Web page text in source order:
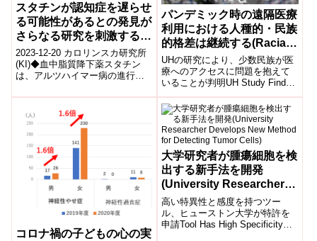
スタチンが認知症を遅らせ
る可能性があるとの発見が
さらなる研究を刺激する
(Finding that statins
could slow dementia
stimulates further
2023-12-20 カロリンスカ研究所
(KI)◆血中脂質降下薬スタチン
は、アルツハイマー病の進行を
遅らせる可能性がある、という
パンデミック時の遠隔医療
利用における人種的・民族
的格差は継続する(Racial
and Ethnic Disparities in
Telemedicine Usage
Persist During
Pandemic)
UHの研究により、少数民族が医
療へのアクセスに問題を抱えて
いることが判明UH Study Finds
Minorities Dealing with Acces...
コロナ禍の子どもの心の実
大学研究者が腫瘍細胞を検
出する新手法を開発
(University Researcher
Develops New Method
for Detecting Tumor
Cells)
高い特異性と感度を持つツー
ル、ヒューストン大学が特許を
申請Tool Has High Specificity